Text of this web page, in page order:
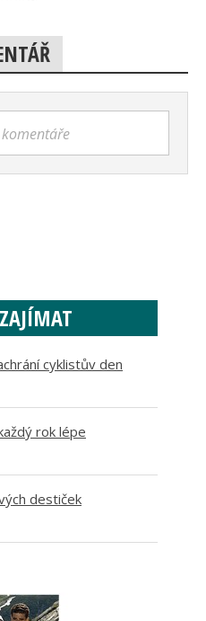
cyklistův den
rok lépe
destiček